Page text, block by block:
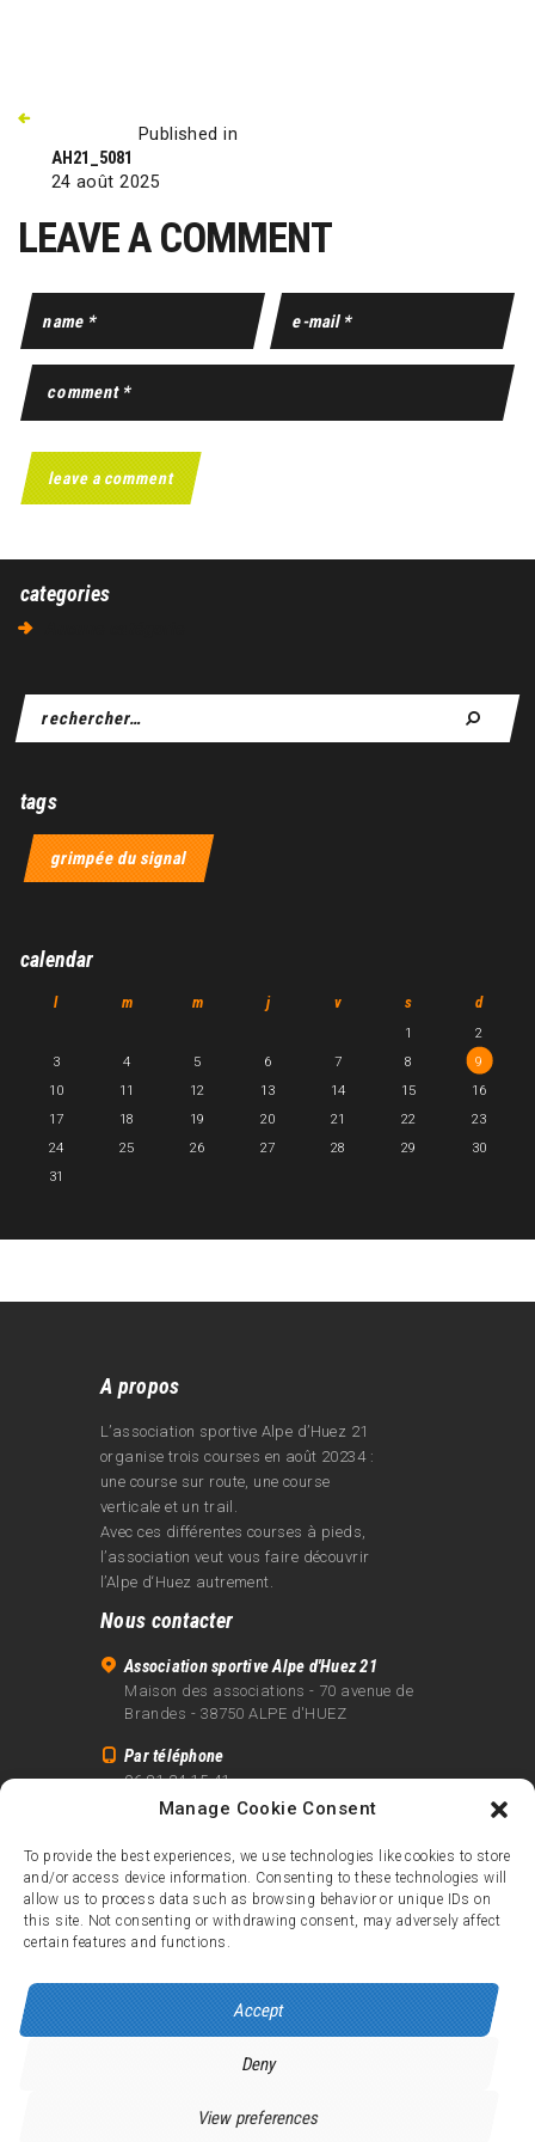
Manage Cookie Consent
To provide the best experiences, we use technologies like cookies to store
and/or access device information. Consenting to these technologies will
allow us to process data such as browsing behavior or unique IDs on
this site. Not consenting or withdrawing consent, may adversely affect
certain features and functions.
Accept
Deny
View preferences
Published in
AH21_5081
24 août 2025
LEAVE A COMMENT
categories
tags
grimpée du signal
calendar
l m m j v s d
1
2
3
4 5 6 7 8
9
10
11 12 13 14 15
16
17
18 19 20 21 22
23
24
25 26 27 28 29
30
31
A propos
L’association sportive Alpe d’Huez 21
organise trois courses en août 20234 :
une course sur route, une course
verticale et un trail.
Avec ces différentes courses à pieds,
l’association veut vous faire découvrir
l’Alpe d‘Huez autrement.
Nous contacter
Association sportive Alpe d'Huez 21
Maison des associations - 70 avenue de
Brandes - 38750 ALPE d'HUEZ
Par téléphone
06 81 24 15 41
info@alpe21.fr
Mentions légales
Contact
crédits